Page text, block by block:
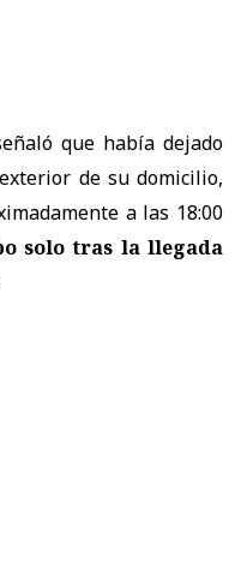
que había dejado
de su domicilio,
a las 18:00
solo tras la llegada